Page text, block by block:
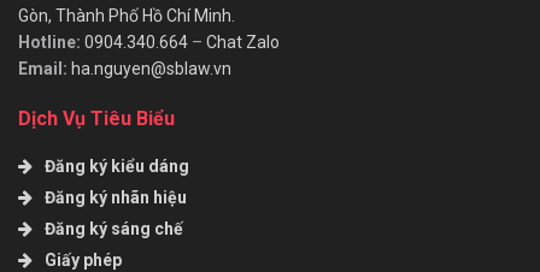
Gòn, Thành Phố Hồ Chí Minh.
Hotline: 0904.340.664 – Chat Zalo
Email: ha.nguyen@sblaw.vn
Dịch Vụ Tiêu Biểu
Đăng ký kiểu dáng
Đăng ký nhãn hiệu
Đăng ký sáng chế
Giấy phép